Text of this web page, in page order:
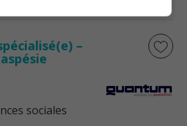
–
sociales